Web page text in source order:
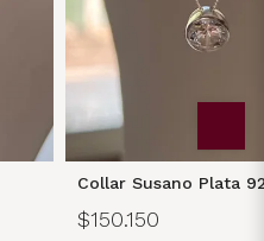
Collar Susano Plata
$150.150